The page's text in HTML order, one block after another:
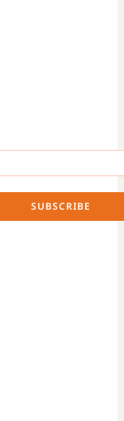
SUBSCRIBE